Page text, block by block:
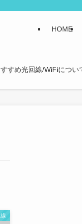
HOME
すめ光回線/WiFiについ